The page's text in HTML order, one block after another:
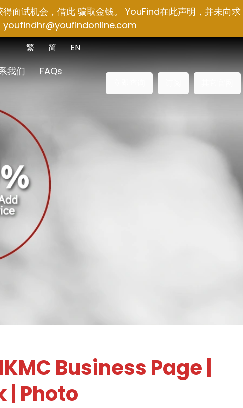
面试机会，借此 骗取金钱。 YouFind在此声明，并未向求
youfindhr@youfindonline.com
EN
简
繁
我们
FAQs
Business Page|
| Photo